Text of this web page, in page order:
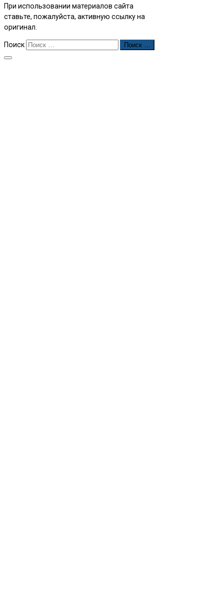
При использовании материалов сайта
ставьте, пожалуйста, активную ссылку на
оригинал.
Поиск Поиск …